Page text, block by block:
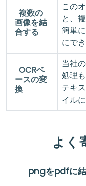
複数の
画像を結
合する
この
と、
簡単
にでき
OCRベ
ースの変
換
当社
処理
テキ
イル
よく
pngをpdfに結